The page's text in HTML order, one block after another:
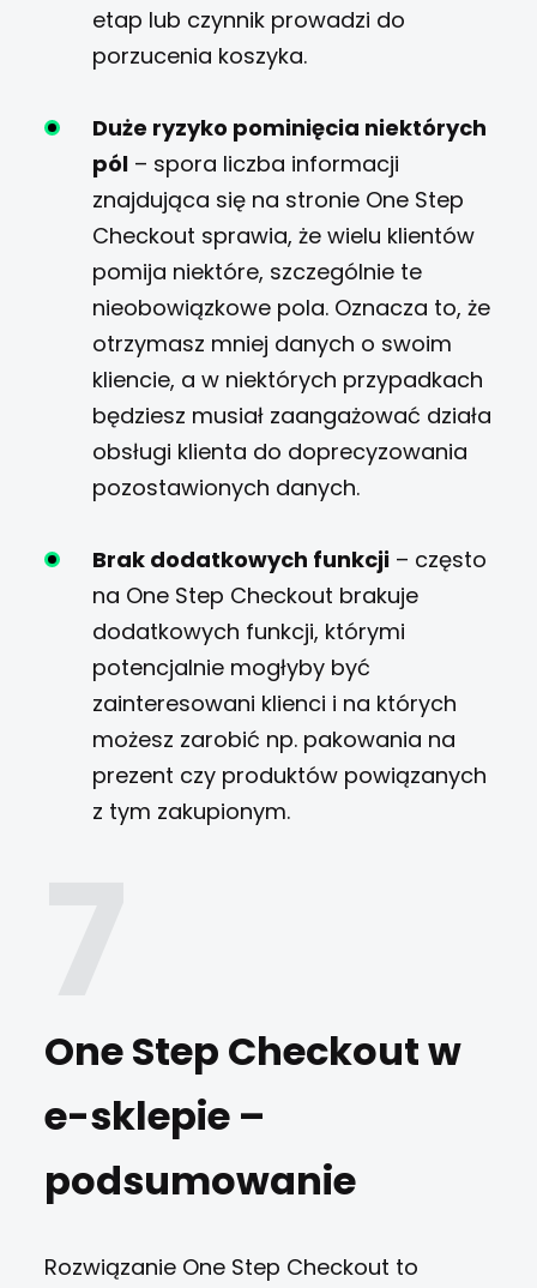
etap lub czynnik prowadzi do
porzucenia koszyka.
Duże ryzyko pominięcia niektórych
pól – spora liczba informacji
znajdująca się na stronie One Step
Checkout sprawia, że wielu klientów
pomija niektóre, szczególnie te
nieobowiązkowe pola. Oznacza to, że
otrzymasz mniej danych o swoim
kliencie, a w niektórych przypadkach
będziesz musiał zaangażować działa
obsługi klienta do doprecyzowania
pozostawionych danych.
Brak dodatkowych funkcji – często
na One Step Checkout brakuje
dodatkowych funkcji, którymi
potencjalnie mogłyby być
zainteresowani klienci i na których
możesz zarobić np. pakowania na
prezent czy produktów powiązanych
z tym zakupionym.
One Step Checkout w
e-sklepie –
podsumowanie
Rozwiązanie One Step Checkout to